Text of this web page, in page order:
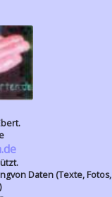
Daten (Texte, Fotos,